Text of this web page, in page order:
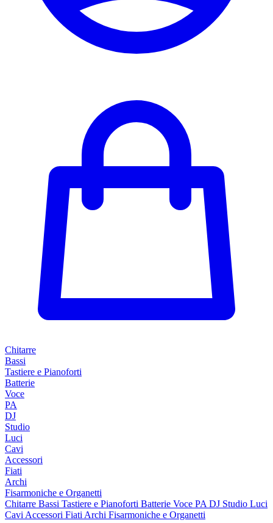
Chitarre
Bassi
Tastiere e Pianoforti
Batterie
Voce
PA
DJ
Studio
Luci
Cavi
Accessori
Fiati
Archi
Fisarmoniche e Organetti
Chitarre Bassi Tastiere e Pianoforti Batterie Voce PA DJ Studio Luci
Cavi Accessori Fiati Archi Fisarmoniche e Organetti